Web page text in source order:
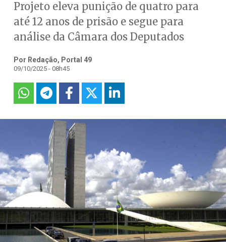
Projeto eleva punição de quatro para
até 12 anos de prisão e segue para
análise da Câmara dos Deputados
Por Redação, Portal 49
09/10/2025 - 08h45